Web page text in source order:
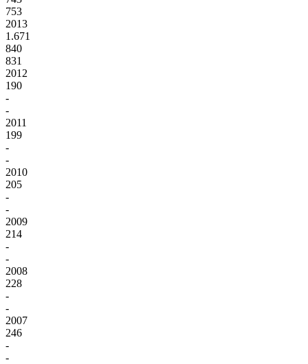
753
2013
1.671
840
831
2012
190
-
-
2011
199
-
-
2010
205
-
-
2009
214
-
-
2008
228
-
-
2007
246
-
-